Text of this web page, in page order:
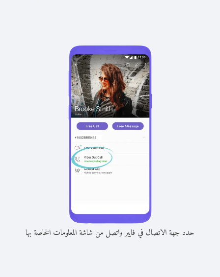
حدد جهة الاتصال في فايبر واتصل من شاشة المعلومات الخاصة بها